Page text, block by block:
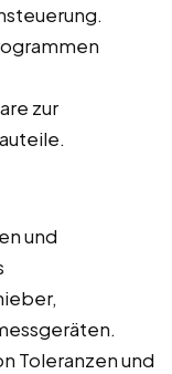
zur
und
Toleranzen und